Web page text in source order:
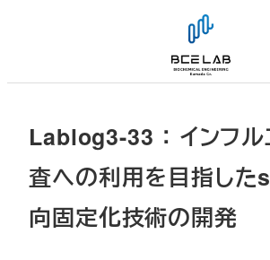
Lablog3-33 ： インフ
査への利用を目指し
向固定化技術の開発